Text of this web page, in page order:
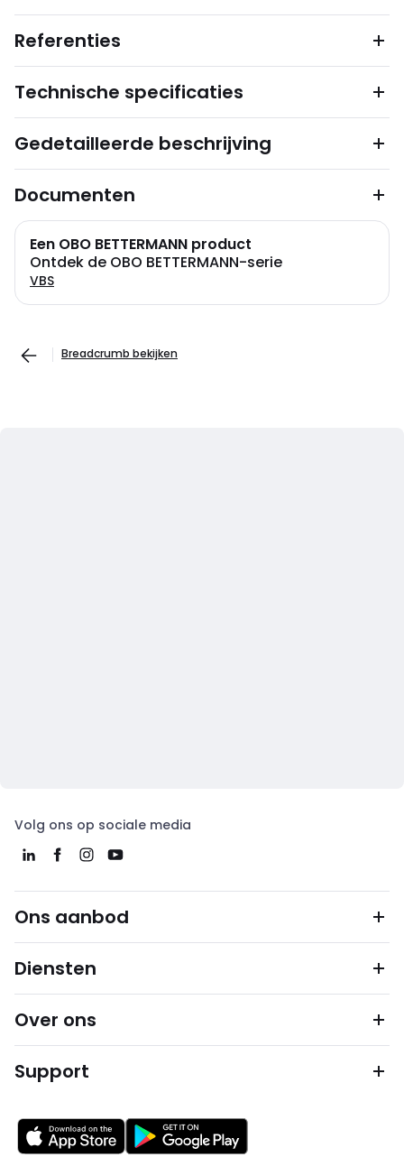
Referenties
Technische specificaties
Gedetailleerde beschrijving
Documenten
Een OBO BETTERMANN product
Ontdek de OBO BETTERMANN-serie
VBS
Breadcrumb bekijken
Volg ons op sociale media
Ons aanbod
Diensten
Over ons
Support